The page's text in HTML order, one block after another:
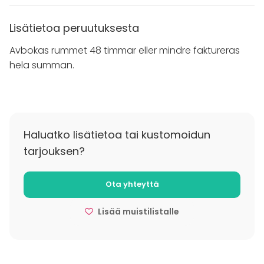
Lisätietoa peruutuksesta
Avbokas rummet 48 timmar eller mindre faktureras
hela summan.
Haluatko lisätietoa tai kustomoidun
tarjouksen?
Ota yhteyttä
Lisää muistilistalle